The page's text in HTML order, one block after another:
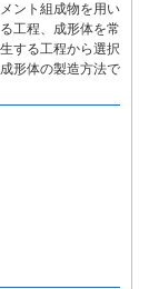
ント組成物を用い
工程、成形体を常
する工程から選択
形体の製造方法で